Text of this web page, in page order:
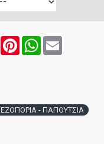
X PinterestWhatsApp
- ΠΑΠΟΥΤΣΙΑ